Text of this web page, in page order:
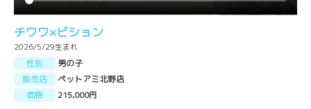
チワワ×ビション
2026/5/29生まれ
性別
男の子
販売店
ペットアミ北野店
価格
215,000円